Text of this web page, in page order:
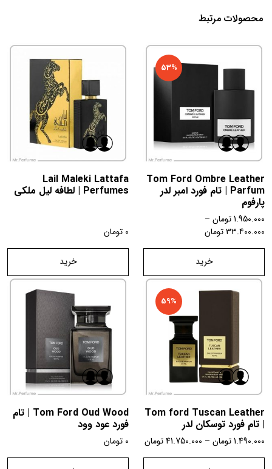
محصولات مرتبط
53%
Tom Ford Ombre Leather
Parfum | تام فورد امبر لدر
پارفوم
1.950.000تومان –
33.400.000تومان
خرید
Lail Maleki Lattafa
Perfumes | لطافه لیل ملکی
0 تومان
خرید
59%
Tom ford Tuscan Leather
| تام فورد توسکان لدر
1.490.000تومان –
41.750.000تومان
Tom Ford Oud Wood | تام
فورد عود وود
0 تومان